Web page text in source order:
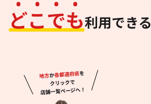
どこでも利用できる